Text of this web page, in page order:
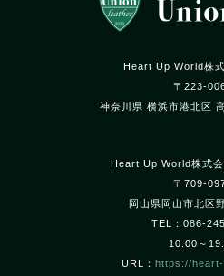
Heart Up World株
〒223-
神奈川県 横浜市港北区
Heart Up World株式
〒709-
岡山県岡山市北区
TEL：086-
10:00～
URL： https://